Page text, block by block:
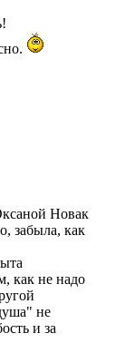
Новак
забыла, как
как не надо
не
и за